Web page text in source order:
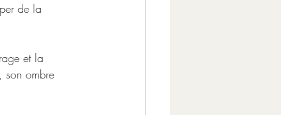
de la
et la
son ombre